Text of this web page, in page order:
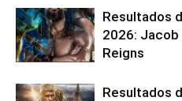
Resultados
2026: Jacob
Reigns
Resultados